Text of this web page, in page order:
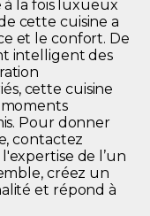
la fois luxueux
cette cuisine a
et le confort. De
intelligent des
cette cuisine
Pour donner
contactez
de l’un
créez un
et répond à